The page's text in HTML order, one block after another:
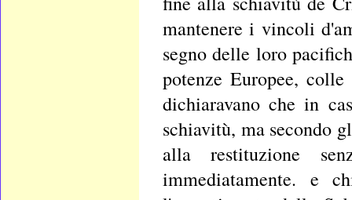
mantenere i vincoli
segno delle loro
potenze Europee,
dichiaravano che in
schiavitù, ma secondo
alla restituzione
immediatamente. e